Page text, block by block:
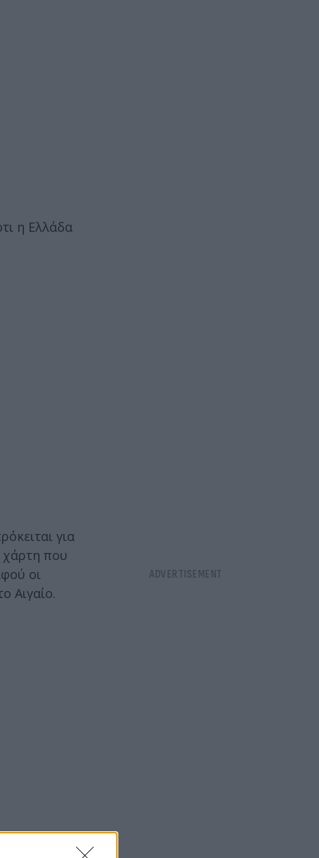
η Ελλάδα
για
χάρτη που
οι
Αιγαίο.
16 με